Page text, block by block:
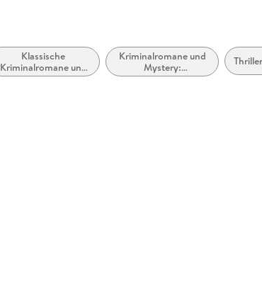
Klassische
Kriminalromane und
Mystery
Kriminalromane und
Mystery:
Privatdetektive /